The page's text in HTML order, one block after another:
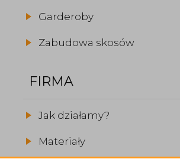
Garderoby
Zabudowa skosów
FIRMA
Jak działamy?
Materiały